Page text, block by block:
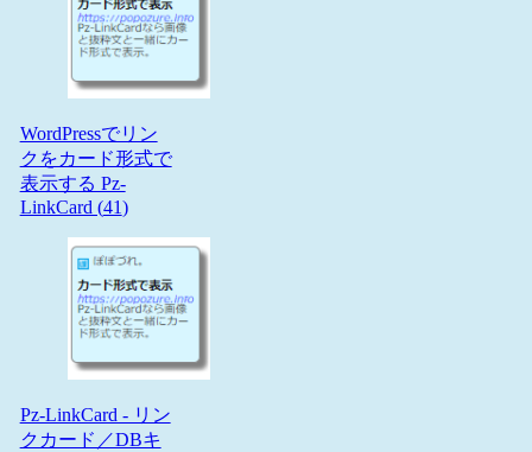
WordPressでリン
クをカード形式で
表示する Pz-
LinkCard (41)
Pz-LinkCard - リン
クカード／DBキ